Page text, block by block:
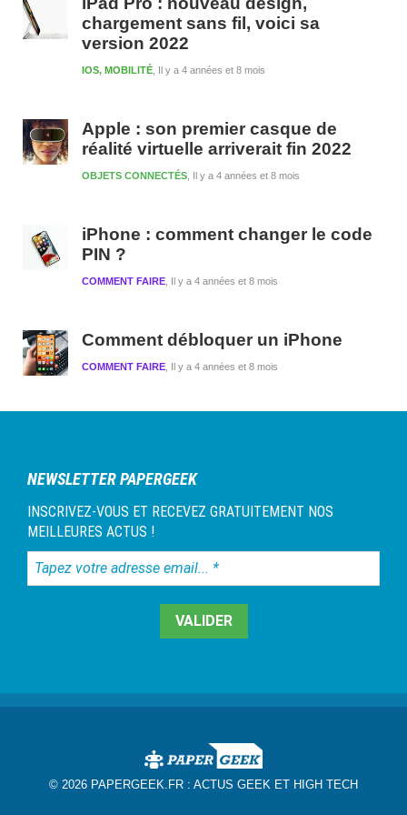
chargement sans fil, voici sa
version 2022
Il y a 4 années et 8 mois
IOS, MOBILITÉ
Apple : son premier casque de
réalité virtuelle arriverait fin 2022
Il y a 4 années et 8 mois
OBJETS CONNECTÉS
iPhone : comment changer le code
PIN ?
Il y a 4 années et 8 mois
COMMENT FAIRE
Comment débloquer un iPhone
Il y a 4 années et 8 mois
COMMENT FAIRE
NEWSLETTER PAPERGEEK
INSCRIVEZ-VOUS ET RECEVEZ GRATUITEMENT NOS
MEILLEURES ACTUS !
Tapez
votre
© 2026 PAPERGEEK.FR : ACTUS GEEK ET HIGH TECH